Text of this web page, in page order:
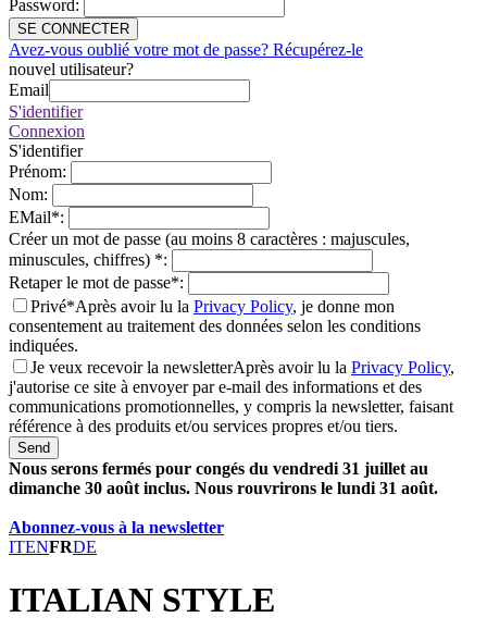
Password:
SE CONNECTER
Avez-vous oublié votre mot de passe? Récupérez-le
nouvel utilisateur?
Email
S'identifier
Connexion
S'identifier
Prénom:
Nom:
EMail*:
Créer un mot de passe (au moins 8 caractères : majuscules,
minuscules, chiffres) *:
Retaper le mot de passe*:
Privé*Après avoir lu la Privacy Policy, je donne mon
consentement au traitement des données selon les conditions
indiquées.
Je veux recevoir la newsletterAprès avoir lu la Privacy Policy,
j'autorise ce site à envoyer par e-mail des informations et des
communications promotionnelles, y compris la newsletter, faisant
référence à des produits et/ou services propres et/ou tiers.
Send
Nous serons fermés pour congés du vendredi 31 juillet au
dimanche 30 août inclus. Nous rouvrirons le lundi 31 août.
Abonnez-vous à la newsletter
ITENFRDE
ITALIAN STYLE